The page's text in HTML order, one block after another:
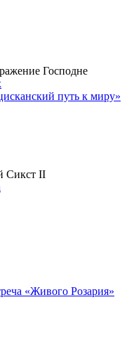
Господне
путь к миру»
Сикст II
«Живого Розария»